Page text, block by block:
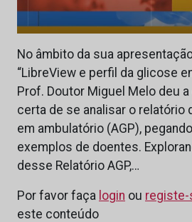
No âmbito da sua
“LibreView e perfil da glicose
Prof. Doutor Miguel Melo deu
certa de se analisar o relatório
em ambulatório (AGP),
exemplos de doentes.
desse Relatório AGP,…
Por favor faça login ou registe-
este conteúdo